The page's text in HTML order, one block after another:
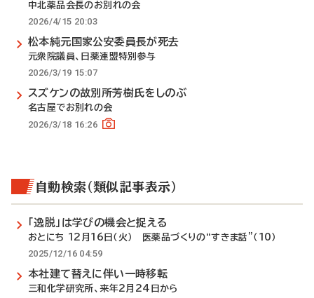
中北薬品会長のお別れの会
2026/4/15 20:03
松本純元国家公安委員長が死去
元衆院議員、日薬連盟特別参与
2026/3/19 15:07
スズケンの故別所芳樹氏をしのぶ
名古屋でお別れの会
2026/3/18 16:26
自動検索（類似記事表示）
「逸脱」は学びの機会と捉える
おとにち 12月16日（火） 医薬品づくりの“すきま話”（10）
2025/12/16 04:59
本社建て替えに伴い一時移転
三和化学研究所、来年2月24日から